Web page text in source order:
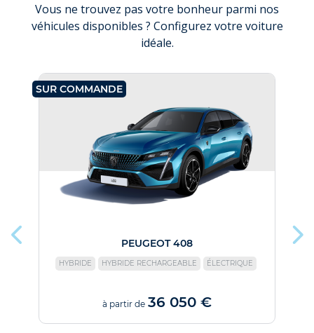
Vous ne trouvez pas votre bonheur parmi nos
véhicules disponibles ? Configurez votre voiture
idéale.
SUR COMMANDE
PEUGEOT 408
HYBRIDE HYBRIDE RECHARGEABLE ÉLECTRIQUE
à partir de 36 050 €